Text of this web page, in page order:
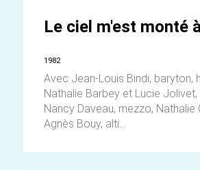
Le ciel m'est monté
1982
Avec Jean-Louis Bindi, baryton,
Nathalie Barbey et Lucie Jolivet,
Nancy Daveau, mezzo, Nathalie
Agnès Bouy, alti...